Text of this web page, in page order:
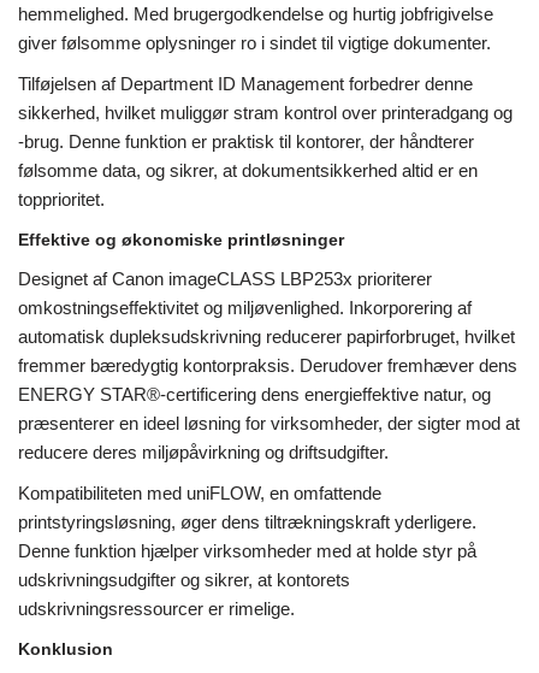
hemmelighed. Med brugergodkendelse og hurtig jobfrigivelse
giver følsomme oplysninger ro i sindet til vigtige dokumenter.
Tilføjelsen af ​​Department ID Management forbedrer denne
sikkerhed, hvilket muliggør stram kontrol over printeradgang og
-brug. Denne funktion er praktisk til kontorer, der håndterer
følsomme data, og sikrer, at dokumentsikkerhed altid er en
topprioritet.
Effektive og økonomiske printløsninger
Designet af Canon imageCLASS LBP253x prioriterer
omkostningseffektivitet og miljøvenlighed. Inkorporering af
automatisk dupleksudskrivning reducerer papirforbruget, hvilket
fremmer bæredygtig kontorpraksis. Derudover fremhæver dens
ENERGY STAR®-certificering dens energieffektive natur, og
præsenterer en ideel løsning for virksomheder, der sigter mod at
reducere deres miljøpåvirkning og driftsudgifter.
Kompatibiliteten med uniFLOW, en omfattende
printstyringsløsning, øger dens tiltrækningskraft yderligere.
Denne funktion hjælper virksomheder med at holde styr på
udskrivningsudgifter og sikrer, at kontorets
udskrivningsressourcer er rimelige.
Konklusion